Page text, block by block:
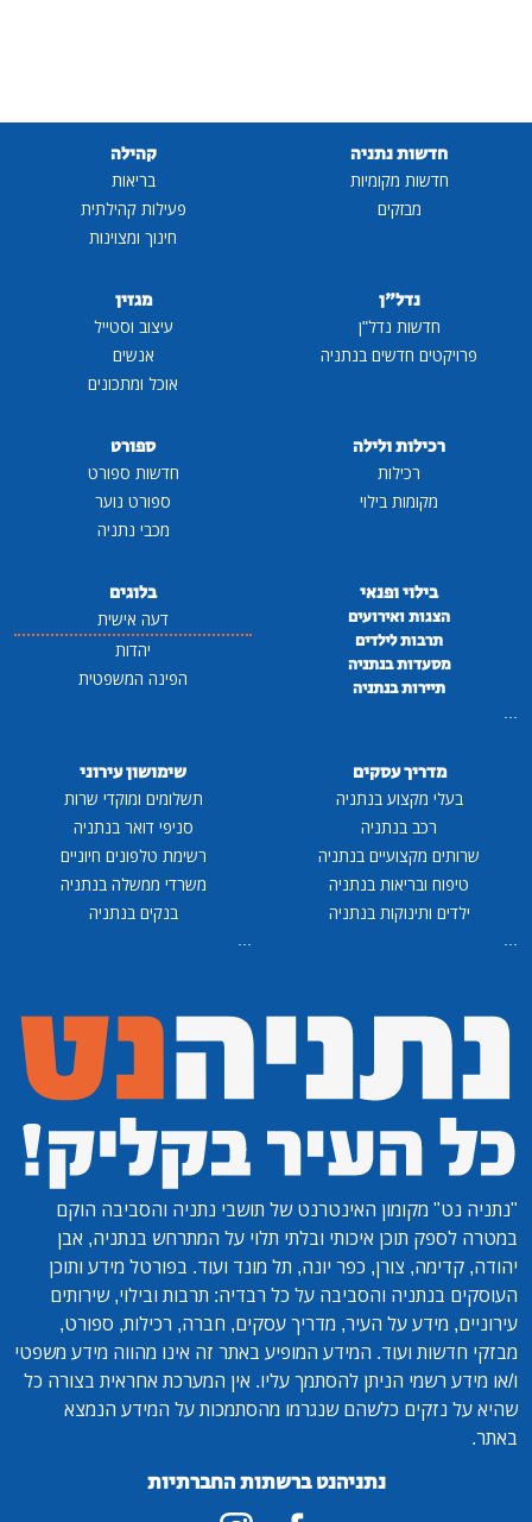
חדשות נתניה
חדשות מקומיות
מבזקים
קהילה
בריאות
פעילות קהילתית
חינוך ומצוינות
נדל"ן
חדשות נדל"ן
פרויקטים חדשים בנתניה
מגזין
עיצוב וסטייל
אנשים
אוכל ומתכונים
רכילות ולילה
רכילות
מקומות בילוי
ספורט
חדשות ספורט
ספורט נוער
מכבי נתניה
בילוי ופנאי
הצגות ואירועים
תרבות לילדים
מסעדות בנתניה
תיירות בנתניה
בלוגים
דעה אישית
יהדות
הפינה המשפטית
מדריך עסקים
בעלי מקצוע בנתניה
רכב בנתניה
שרותים מקצועיים בנתניה
טיפוח ובריאות בנתניה
ילדים ותינוקות בנתניה
שימושון עירוני
תשלומים ומוקדי שרות
סניפי דואר בנתניה
רשימת טלפונים חיוניים
משרדי ממשלה בנתניה
בנקים בנתניה
"נתניה נט" מקומון האינטרנט של תושבי נתניה והסביבה הוקם
במטרה לספק תוכן איכותי ובלתי תלוי על המתרחש בנתניה, אבן
יהודה, קדימה, צורן, כפר יונה, תל מונד ועוד. בפורטל מידע ותוכן
העוסקים בנתניה והסביבה על כל רבדיה: תרבות ובילוי, שירותים
עירוניים, מידע על העיר, מדריך עסקים, חברה, רכילות, ספורט,
מבזקי חדשות ועוד. המידע המופיע באתר זה אינו מהווה מידע משפטי
ו/או מידע רשמי הניתן להסתמך עליו. אין המערכת אחראית בצורה כל
שהיא על נזקים כלשהם שנגרמו מהסתמכות על המידע הנמצא
באתר.
נתניהנט ברשתות החברתיות